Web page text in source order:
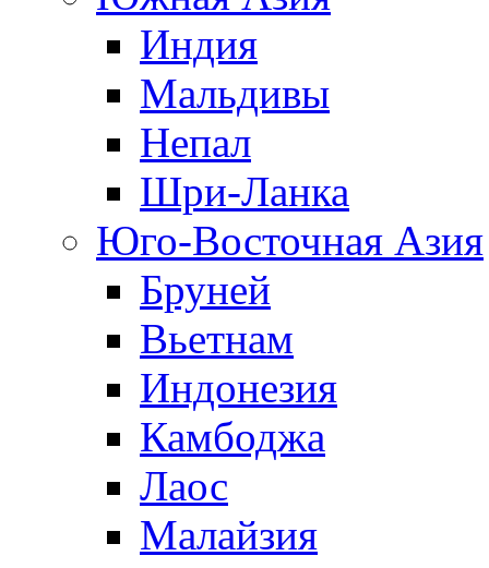
Индия
Мальдивы
Непал
Шри-Ланка
Юго-Восточная Азия
Бруней
Вьетнам
Индонезия
Камбоджа
Лаос
Малайзия